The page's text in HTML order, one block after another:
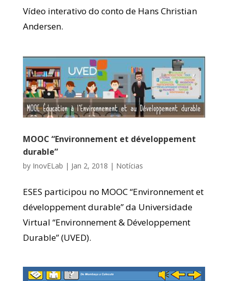
Vídeo interativo do conto de Hans Christian
Andersen.
MOOC “Environnement et développement
durable”
by InovELab | Jan 2, 2018 | Notícias
ESES participou no MOOC “Environnement et
développement durable” da Universidade
Virtual “Environnement & Développement
Durable” (UVED).